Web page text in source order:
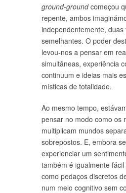
ground-groundcomeçou
repente, ambos
independentemente, duas
semelhantes. O poder
levou-nos a pensar em
simultâneas, experiência
continuum e ideias mais
místicas de totalidade.
Ao mesmo tempo,
pensar no modo como os
multiplicam mundos
sobrepostos. E, embora
experienciar um
também é igualmente
como pedaços discretos
num meio cognitivo sem